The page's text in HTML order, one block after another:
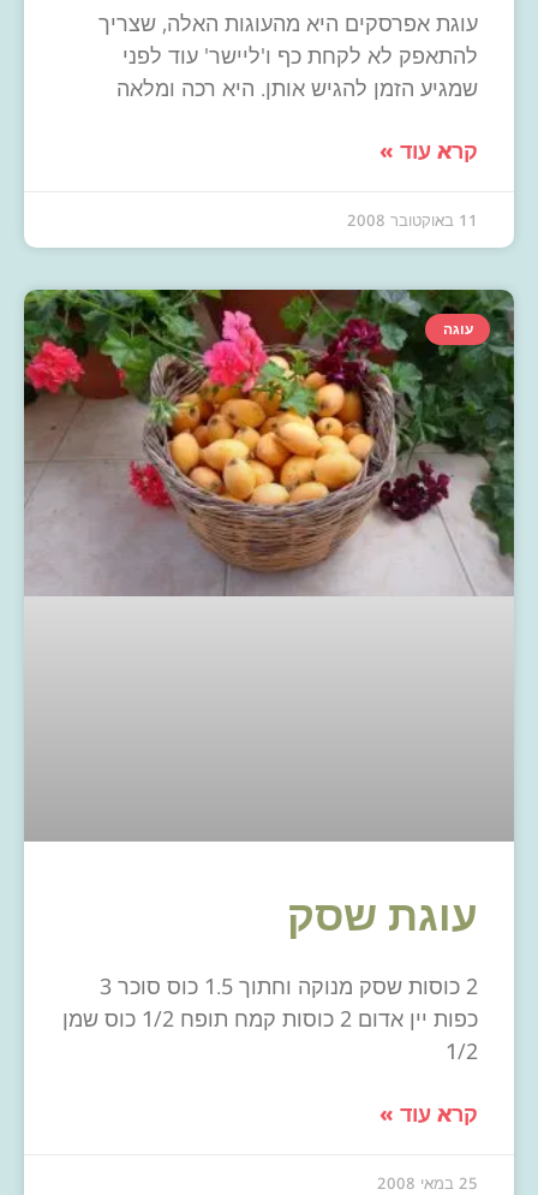
עוגת אפרסקים היא מהעוגות האלה, שצריך
להתאפק לא לקחת כף ו'ליישר' עוד לפני
שמגיע הזמן להגיש אותן. היא רכה ומלאה
קרא עוד »
11 באוקטובר 2008
עוגה
עוגת שסק
2 כוסות שסק מנוקה וחתוך 1.5 כוס סוכר 3
כפות יין אדום 2 כוסות קמח תופח 1/2 כוס שמן
1/2
קרא עוד »
25 במאי 2008